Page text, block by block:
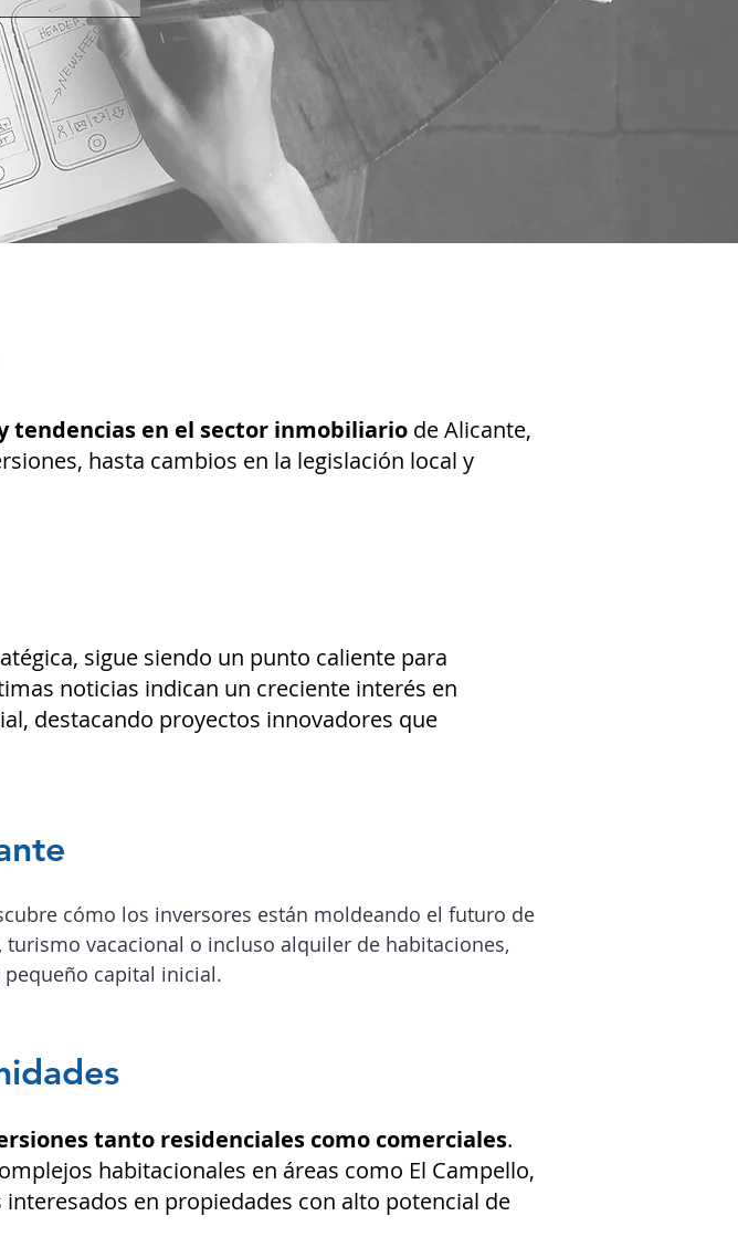
tendencias en el sector inmobiliario de Alicante,
hasta cambios en la legislación local y
sigue siendo un punto caliente para
noticias indican un creciente interés en
destacando proyectos innovadores que
cómo los inversores están moldeando el futuro de
vacacional o incluso alquiler de habitaciones,
capital inicial.
tanto residenciales como comerciales.
habitacionales en áreas como El Campello,
en propiedades con alto potencial de